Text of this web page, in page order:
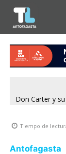
Don Carter y
Tiempo de
Antofagasta